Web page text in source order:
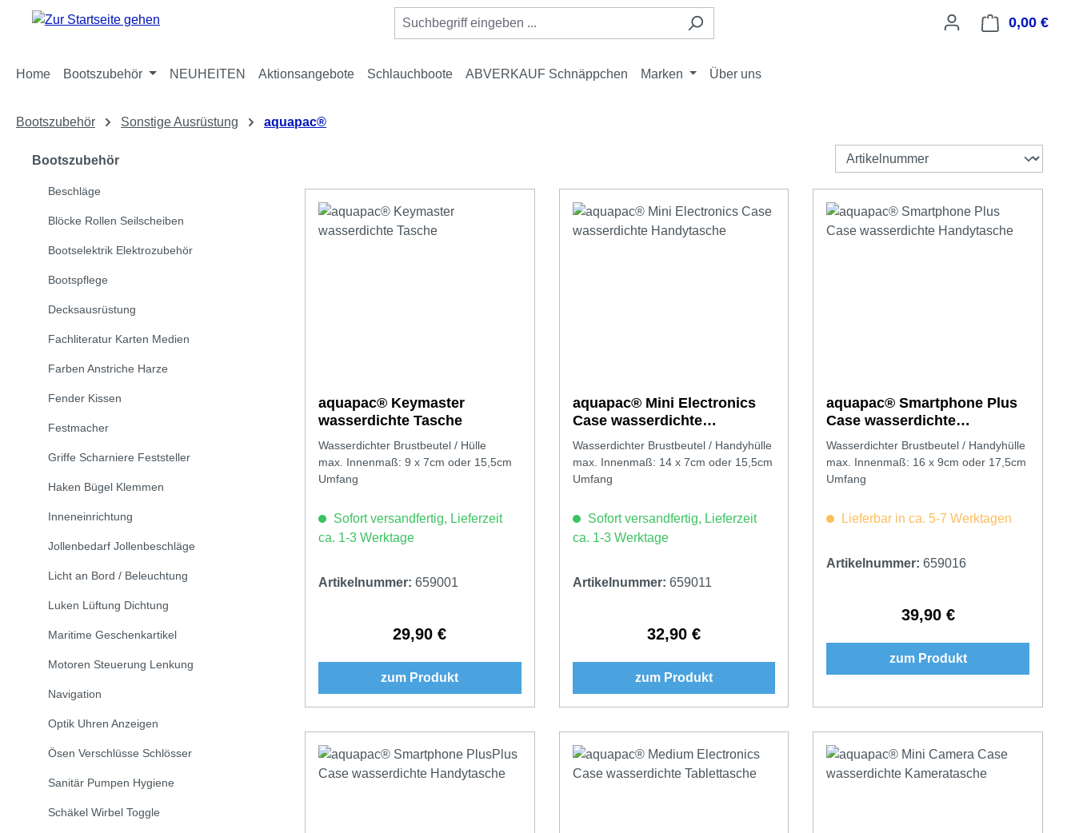
Hauptinhalt springen
Zur Suche springen
Zur Hauptnavigation springen 0,00 €
Home Bootszubehör NEUHEITEN Aktionsangebote Schlauchboote ABVERKAUF Schnäppchen Marken Über uns
Bootszubehör Sonstige Ausrüstung aquapac®
Bootszubehör
Beschläge
Blöcke Rollen Seilscheiben
Bootselektrik Elektrozubehör
Bootspflege
Decksausrüstung
Fachliteratur Karten Medien
Farben Anstriche Harze
Fender Kissen
Festmacher
Griffe Scharniere Feststeller
Haken Bügel Klemmen
Inneneinrichtung
Jollenbedarf Jollenbeschläge
Licht an Bord / Beleuchtung
Luken Lüftung Dichtung
Maritime Geschenkartikel
Motoren Steuerung Lenkung
Navigation
Optik Uhren Anzeigen
Ösen Verschlüsse Schlösser
Sanitär Pumpen Hygiene
Schäkel Wirbel Toggle
aquapac® Keymaster
wasserdichte Tasche
Wasserdichter Brustbeutel / Hülle
max. Innenmaß: 9 x 7cm oder 15,5cm
Umfang
Sofort versandfertig, Lieferzeit
ca. 1-3 Werktage
Artikelnummer: 659001
Regulärer Preis:
29,90 €
zum Produkt
aquapac® Mini Electronics
Case wasserdichte
Handytasche
Wasserdichter Brustbeutel / Handyhülle
max. Innenmaß: 14 x 7cm oder 15,5cm
Umfang
Sofort versandfertig, Lieferzeit
ca. 1-3 Werktage
Artikelnummer: 659011
Regulärer Preis:
32,90 €
zum Produkt
aquapac® Smartphone Plus
Case wasserdichte
Handytasche
Wasserdichter Brustbeutel / Handyhülle
max. Innenmaß: 16 x 9cm oder 17,5cm
Umfang
Lieferbar in ca. 5-7 Werktagen
Artikelnummer:659016
Regulärer Preis:
39,90 €
zum Produkt